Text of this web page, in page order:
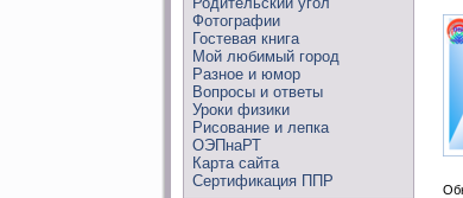
Фотографии
Гостевая книга
Мой любимый город
Разное и юмор
Вопросы и ответы
Уроки физики
Рисование и лепка
ОЭПнаРТ
Карта сайта
Сертификация ППР